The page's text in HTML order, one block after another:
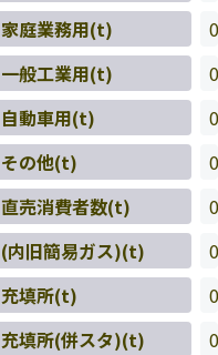
家庭業務用(t)
0
一般工業用(t)
0
自動車用(t)
0
その他(t)
0
直売消費者数(t)
0
(内旧簡易ガス)(t)
0
充填所(t)
0
充填所(併スタ)(t)
0